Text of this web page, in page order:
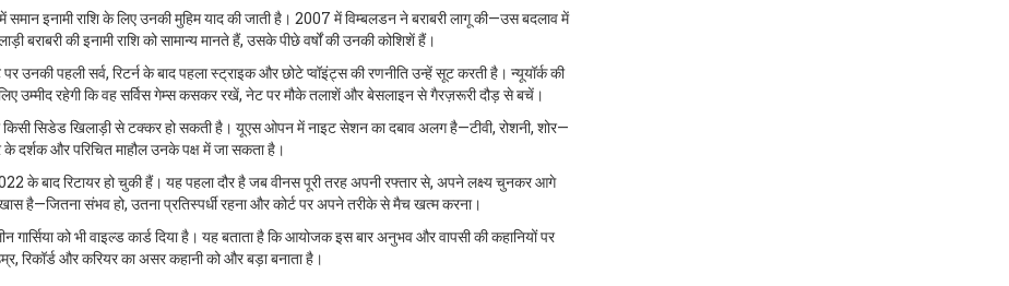
समान इनामी राशि के लिए उनकी मुहिम याद की जाती है। 2007 में विम्बलडन ने बराबरी लागू की—उस बदलाव में
बराबरी की इनामी राशि को सामान्य मानते हैं, उसके पीछे वर्षों की उनकी कोशिशें हैं।
उनकी पहली सर्व, रिटर्न के बाद पहला स्ट्राइक और छोटे प्वॉइंट्स की रणनीति उन्हें सूट करती है। न्यूयॉर्क की
उम्मीद रहेगी कि वह सर्विस गेम्स कसकर रखें, नेट पर मौके तलाशें और बेसलाइन से गैरज़रूरी दौड़ से बचें।
किसी सिडेड खिलाड़ी से टक्कर हो सकती है। यूएस ओपन में नाइट सेशन का दबाव अलग है—टीवी, रोशनी, शोर—
दर्शक और परिचित माहौल उनके पक्ष में जा सकता है।
के बाद रिटायर हो चुकी हैं। यह पहला दौर है जब वीनस पूरी तरह अपनी रफ्तार से, अपने लक्ष्य चुनकर आगे
है—जितना संभव हो, उतना प्रतिस्पर्धी रहना और कोर्ट पर अपने तरीके से मैच खत्म करना।
को भी वाइल्ड कार्ड दिया है। यह बताता है कि आयोजक इस बार अनुभव और वापसी की कहानियों पर
रिकॉर्ड और करियर का असर कहानी को और बड़ा बनाता है।